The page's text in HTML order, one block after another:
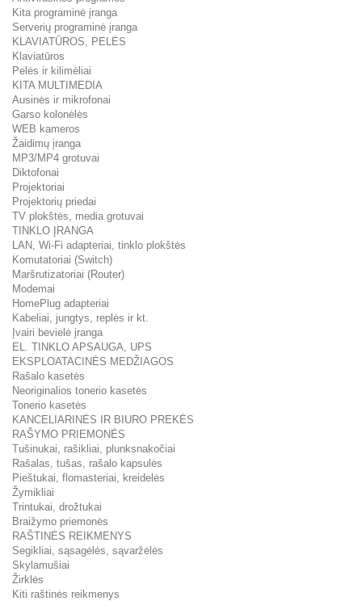
Kita programinė įranga
Serverių programinė įranga
KLAVIATŪROS, PELĖS
Klaviatūros
Pelės ir kilimėliai
KITA MULTIMEDIA
Ausinės ir mikrofonai
Garso kolonėlės
WEB kameros
Žaidimų įranga
MP3/MP4 grotuvai
Diktofonai
Projektoriai
Projektorių priedai
TV plokštės, media grotuvai
TINKLO ĮRANGA
LAN, Wi-Fi adapteriai, tinklo plokštės
Komutatoriai (Switch)
Maršrutizatoriai (Router)
Modemai
HomePlug adapteriai
Kabeliai, jungtys, replės ir kt.
Įvairi bevielė įranga
EL. TINKLO APSAUGA, UPS
EKSPLOATACINĖS MEDŽIAGOS
Rašalo kasetės
Neoriginalios tonerio kasetės
Tonerio kasetės
KANCELIARINĖS IR BIURO PREKĖS
RAŠYMO PRIEMONĖS
Tušinukai, rašikliai, plunksnakočiai
Rašalas, tušas, rašalo kapsulės
Pieštukai, flomasteriai, kreidelės
Žymikliai
Trintukai, drožtukai
Braižymo priemonės
RAŠTINĖS REIKMENYS
Segikliai, sąsagėlės, sąvaržėlės
Skylamušiai
Žirklės
Kiti raštinės reikmenys